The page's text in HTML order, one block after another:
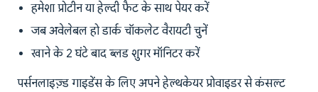
हमेशा प्रोटीन या हेल्दी फैट के साथ पेयर करें
जब अवेलेबल हो डार्क चॉकलेट वैरायटी चुनें
खाने के 2 घंटे बाद ब्लड शुगर मॉनिटर करें
पर्सनलाइज़्ड गाइडेंस के लिए अपने हेल्थकेयर प्रोवाइडर से कंसल्ट